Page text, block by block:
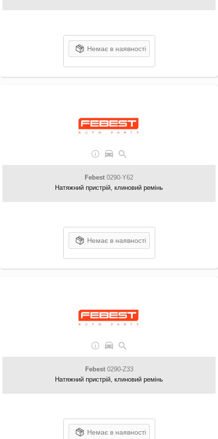
Немає в наявності
Febest 0290-Y62
Натяжний пристрій, клиновий ремінь
Немає в наявності
Febest0290-Z33
Натяжний пристрій, клиновий ремінь
Немає в наявності